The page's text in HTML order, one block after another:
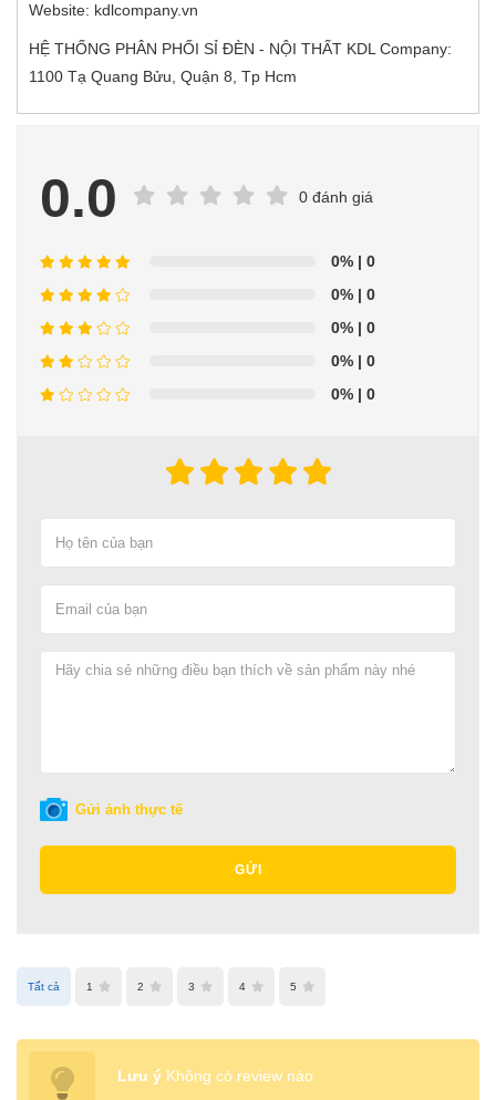
Website: kdlcompany.vn
HỆ THỐNG PHÂN PHỐI SỈ ĐÈN - NỘI THẤT KDL Company:
1100 Tạ Quang Bửu, Quận 8, Tp Hcm
0.0 0 đánh giá
0% | 0
0% | 0
0% | 0
0% | 0
0% | 0
Gửi ảnh thực tế
GỬI
Tất cả 1 2 3 4 5
Lưu ý Không có review nào